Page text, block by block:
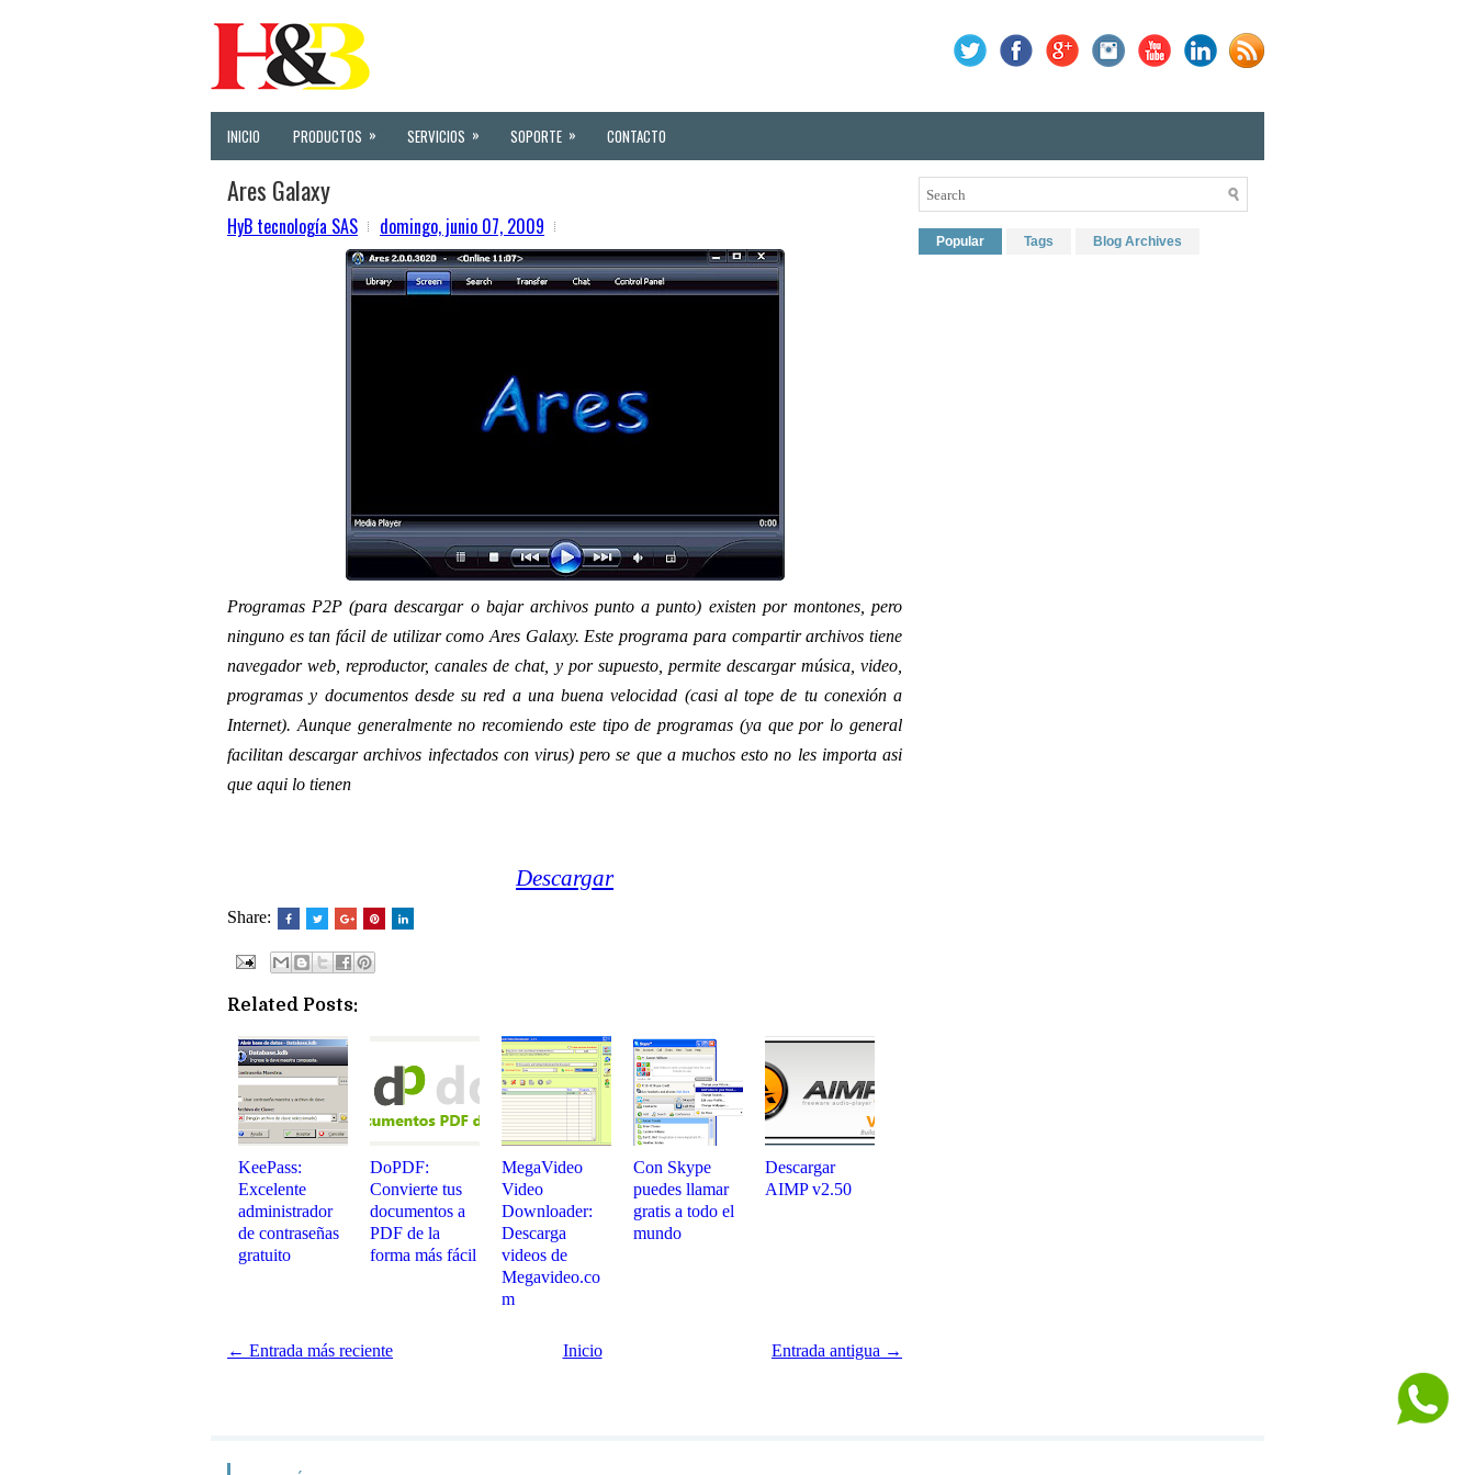
INICIO PRODUCTOS » SERVICIOS » SOPORTE » CONTACTO
Ares Galaxy
HyB tecnología SAS domingo, junio 07, 2009
Programas P2P (para descargar o bajar archivos punto a punto) existen por montones, pero
ninguno es tan fácil de utilizar como Ares Galaxy. Este programa para compartir archivos tiene
navegador web, reproductor, canales de chat, y por supuesto, permite descargar música, video,
programas y documentos desde su red a una buena velocidad (casi al tope de tu conexión a
Internet). Aunque generalmente no recomiendo este tipo de programas (ya que por lo general
facilitan descargar archivos infectados con virus) pero se que a muchos esto no les importa asi
que aqui lo tienen
Descargar
Share:
Related Posts:
KeePass:
Excelente
administrador
de contraseñas
gratuito
DoPDF:
Convierte tus
documentos a
PDF de la
forma más fácil
MegaVideo
Video
Downloader:
Descarga
videos de
Megavideo.co
m
Con Skype
puedes llamar
gratis a todo el
mundo
Descargar
AIMP v2.50
← Entrada más reciente Entrada antigua →
Inicio
Popular Tags Blog Archives